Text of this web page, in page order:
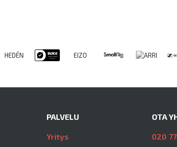
HEDÉN EIZO
PALVELU
Yritys
OTA
020